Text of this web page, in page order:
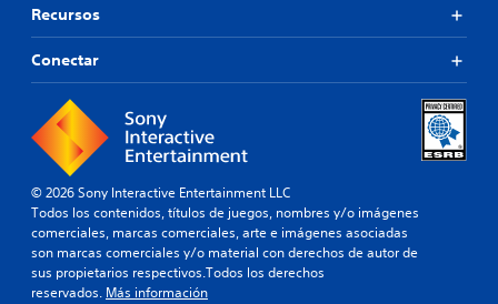
Recursos
Conectar
© 2026 Sony Interactive Entertainment LLC
Todos los contenidos, títulos de juegos, nombres y/o imágenes
comerciales, marcas comerciales, arte e imágenes asociadas
son marcas comerciales y/o material con derechos de autor de
sus propietarios respectivos.Todos los derechos
reservados. Más información